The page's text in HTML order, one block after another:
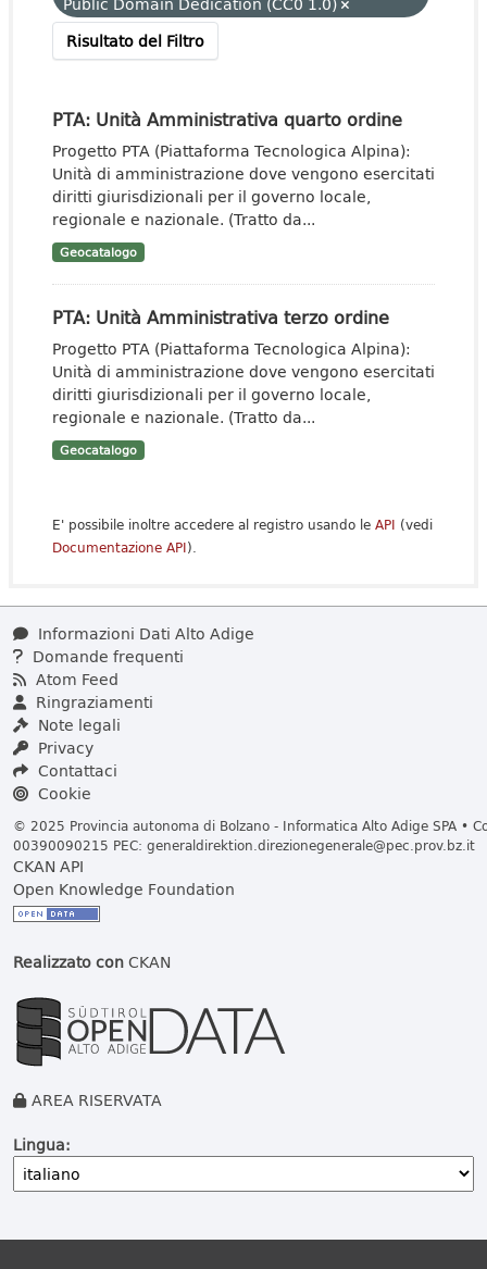
Risultato del Filtro
PTA: Unità Amministrativa quarto ordine
Progetto PTA (Piattaforma Tecnologica Alpina):
Unità di amministrazione dove vengono esercitati
diritti giurisdizionali per il governo locale,
regionale e nazionale. (Tratto da...
Geocatalogo
PTA: Unità Amministrativa terzo ordine
Progetto PTA (Piattaforma Tecnologica Alpina):
Unità di amministrazione dove vengono esercitati
diritti giurisdizionali per il governo locale,
regionale e nazionale. (Tratto da...
Geocatalogo
E' possibile inoltre accedere al registro usando le API (vedi
Documentazione API).
Informazioni Dati Alto Adige
Domande frequenti
Atom Feed
Ringraziamenti
Note legali
Privacy
Contattaci
Cookie
© 2025 Provincia autonoma di Bolzano - Informatica Alto Adige SPA •
00390090215 PEC: generaldirektion.direzionegenerale@pec.prov.bz.it
CKAN API
Open Knowledge Foundation
Realizzato conCKAN
AREA RISERVATA
Lingua